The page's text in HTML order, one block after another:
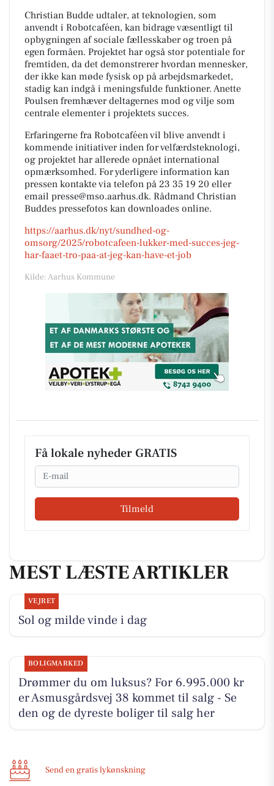
Christian Budde udtaler, at teknologien, som
anvendt i Robotcaféen, kan bidrage væsentligt til
opbygningen af sociale fællesskaber og troen på
egen formåen. Projektet har også stor potentiale for
fremtiden, da det demonstrerer hvordan mennesker,
der ikke kan møde fysisk op på arbejdsmarkedet,
stadig kan indgå i meningsfulde funktioner. Anette
Poulsen fremhæver deltagernes mod og vilje som
centrale elementer i projektets succes.
Erfaringerne fra Robotcaféen vil blive anvendt i
kommende initiativer inden for velfærdsteknologi,
og projektet har allerede opnået international
opmærksomhed. For yderligere information kan
pressen kontakte via telefon på 23 35 19 20 eller
email presse@mso.aarhus.dk. Rådmand Christian
Buddes pressefotos kan downloades online.
https://aarhus.dk/nyt/sundhed-og-
omsorg/2025/robotcafeen-lukker-med-succes-jeg-
har-faaet-tro-paa-at-jeg-kan-have-et-job
Kilde: Aarhus Kommune
Få lokale nyheder GRATIS
Email
Tilmeld
MEST LÆSTE ARTIKLER
VEJRET
Sol og milde vinde i dag
BOLIGMARKED
Drømmer du om luksus? For 6.995.000 kr
er Asmusgårdsvej 38 kommet til salg - Se
den og de dyreste boliger til salg her
Send en gratis lykønskning